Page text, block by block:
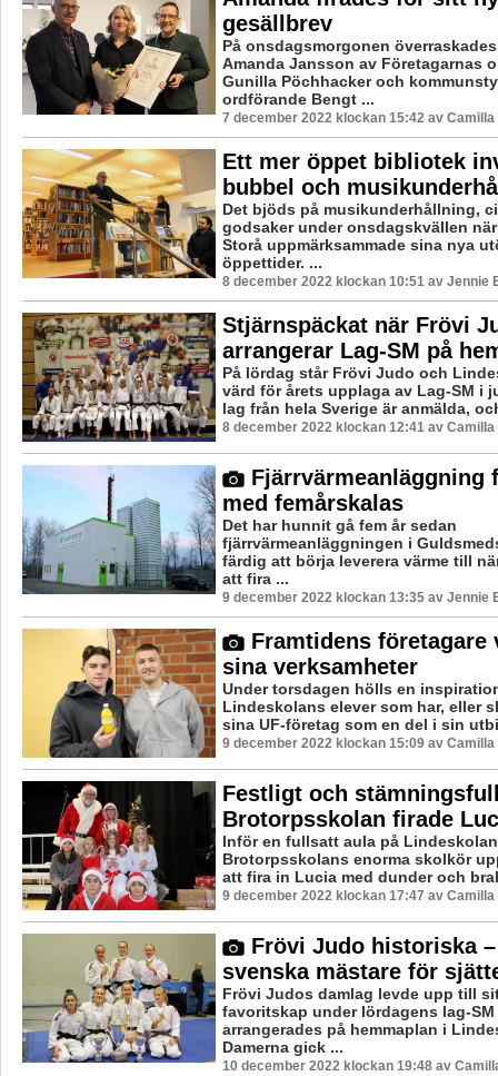
gesällbrev
På onsdagsmorgonen
Amanda Jansson av Företagarnas
Gunilla Pöchhacker och
ordförande Bengt ...
7 december 2022 klockan 15:42 av Camilla
Ett mer öppet bibliotek
bubbel och
Det bjöds på musikunderhållning,
godsaker under onsdagskvällen
Storå uppmärksammade sina nya
öppettider. ...
8 december 2022 klockan 10:51 av Jennie
Stjärnspäckat när Frövi
arrangerar Lag-SM på
På lördag står Frövi Judo och
värd för årets upplaga av Lag-SM i
lag från hela Sverige är anmälda,
8 december 2022 klockan 12:41 av Camilla
Fjärrvärmeanläggning
med femårskalas
Det har hunnit gå fem år sedan
fjärrvärmeanläggningen i
färdig att börja leverera värme till
att fira ...
9 december 2022 klockan 13:35 av Jennie
Framtidens företagare
sina verksamheter
Under torsdagen hölls en
Lindeskolans elever som har, eller
sina UF-företag som en del i sin
9 december 2022 klockan 15:09 av Camilla
Festligt och
Brotorpsskolan firade
Inför en fullsatt aula på
Brotorpsskolans enorma skolkör
att fira in Lucia med dunder och
9 december 2022 klockan 17:47 av Camilla
Frövi Judo historiska –
svenska mästare för
Frövi Judos damlag levde upp till
favoritskap under lördagens lag-SM
arrangerades på hemmaplan i
Damerna gick ...
10 december 2022 klockan 19:48 av